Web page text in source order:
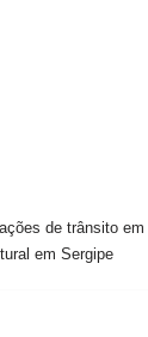
de trânsito
em Sergipe